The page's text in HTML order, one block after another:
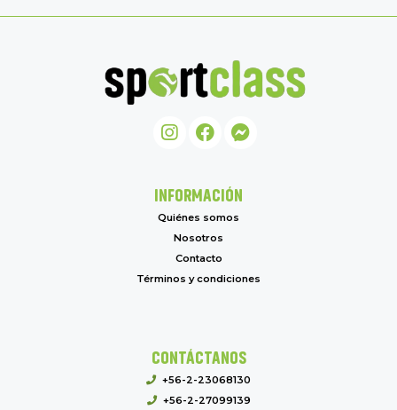
INFORMACIÓN
Quiénes somos
Nosotros
Contacto
Términos y condiciones
CONTÁCTANOS
+56-2-23068130
+56-2-27099139